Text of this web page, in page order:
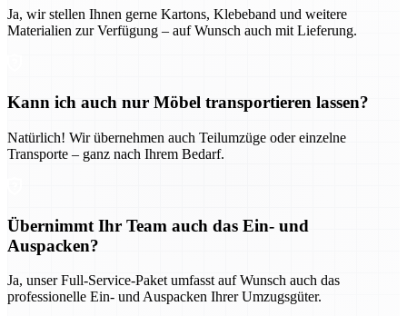
Ja, wir stellen Ihnen gerne Kartons, Klebeband und weitere
Materialien zur Verfügung – auf Wunsch auch mit Lieferung.
Kann ich auch nur Möbel transportieren lassen?
Natürlich! Wir übernehmen auch Teilumzüge oder einzelne
Transporte – ganz nach Ihrem Bedarf.
Übernimmt Ihr Team auch das Ein- und
Auspacken?
Ja, unser Full-Service-Paket umfasst auf Wunsch auch das
professionelle Ein- und Auspacken Ihrer Umzugsgüter.